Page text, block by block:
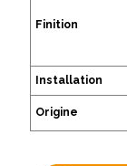
Finition
Installation
Origine